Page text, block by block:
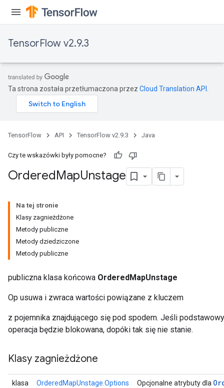
TensorFlow v2.9.3
Ta strona została przetłumaczona przez Cloud Translation API
TensorFlow API TensorFlow v2.9.3 Java
Czy te wskazówki były pomocne?
OrderedMapUnstage
Na tej stronie
Klasy zagnieżdżone
Metody publiczne
Metody dziedziczone
Metody publiczne
publiczna klasa końcowa OrderedMapUnstage
Op usuwa i zwraca wartości powiązane z kluczem
z pojemnika znajdującego się pod spodem. Jeśli
operacja będzie blokowana, dopóki tak się nie stanie.
Klasy zagnieżdżone
klasa OrderedMapUnstage.Options Opcjonalne atrybuty dla